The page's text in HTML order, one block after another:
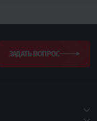
ЗАДАТЬ ВОПРОС